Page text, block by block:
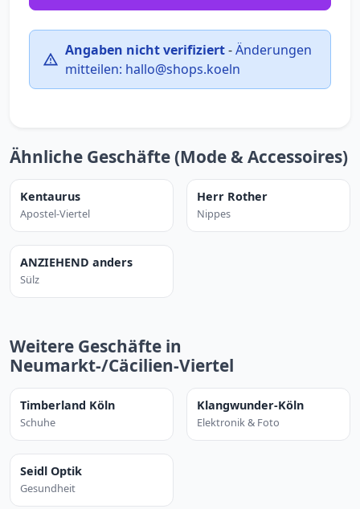
Angaben nicht verifiziert-Änderungen
mitteilen: hallo@shops.koeln
Ähnliche Geschäfte (Mode & Accessoires)
Kentaurus
Apostel-Viertel
Herr Rother
Nippes
ANZIEHEND anders
Sülz
Weitere Geschäfte in
Neumarkt-/Cäcilien-Viertel
Timberland Köln
Schuhe
Klangwunder-Köln
Elektronik & Foto
Seidl Optik
Gesundheit